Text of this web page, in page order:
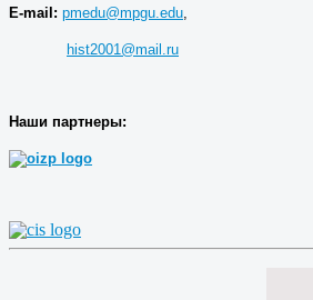
E-mail: pmedu@mpgu.edu
hist2001@mail.ru
Наши партнеры: